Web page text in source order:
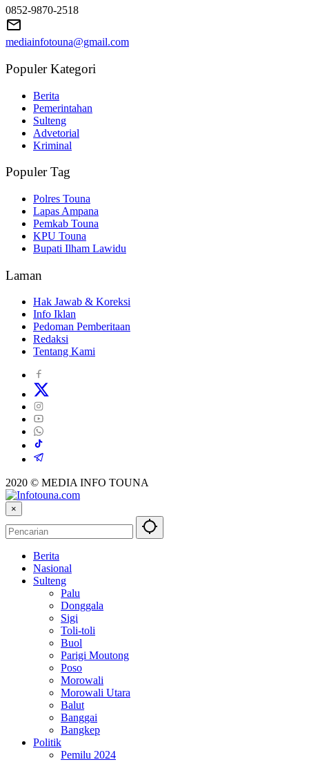
0852-9870-2518
mediainfotouna@gmail.com
Populer Kategori
Berita
Pemerintahan
Sulteng
Advetorial
Kriminal
Populer Tag
Polres Touna
Lapas Ampana
Pemkab Touna
KPU Touna
Bupati Ilham Lawidu
Laman
Hak Jawab & Koreksi
Info Iklan
Pedoman Pemberitaan
Redaksi
Tentang Kami
2020 © MEDIA INFO TOUNA
×
Berita
Nasional
Sulteng
Palu
Donggala
Sigi
Toli-toli
Buol
Parigi Moutong
Poso
Morowali
Morowali Utara
Balut
Banggai
Bangkep
Politik
Pemilu 2024